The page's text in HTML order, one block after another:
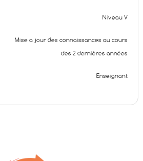
Niveau V
Mise a jour des connaissances au cours
des 2 dernières années
Enseignant